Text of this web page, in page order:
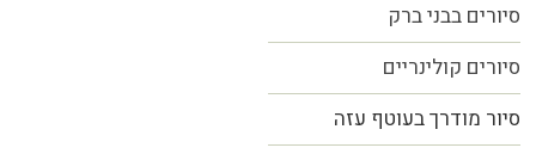
סיורים בבני ברק
סיורים קולינריים
סיור מודרך בעוטף עזה